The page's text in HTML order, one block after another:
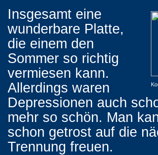
Insgesamt eine
wunderbare Platte,
die einem den
Sommer so richtig
vermiesen kann.
Allerdings waren
Depressionen auch
mehr so schön. Man
schon getrost auf die
Trennung freuen.